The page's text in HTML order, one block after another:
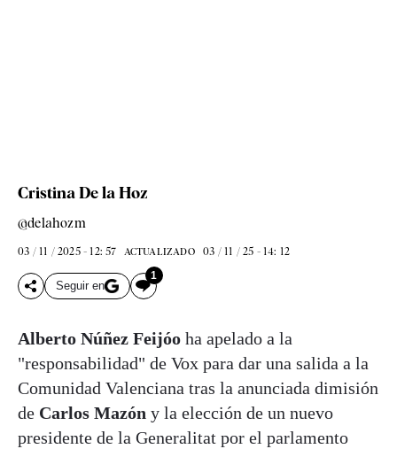
Cristina De la Hoz
@delahozm
03 / 11 / 2025 - 12: 57 ACTUALIZADO 03 / 11 / 25 - 14: 12
Seguir en
1
Alberto Núñez Feijóo ha apelado a la
"responsabilidad" de Vox para dar una salida a la
Comunidad Valenciana tras la anunciada dimisión
de Carlos Mazón y la elección de un nuevo
presidente de la Generalitat por el parlamento